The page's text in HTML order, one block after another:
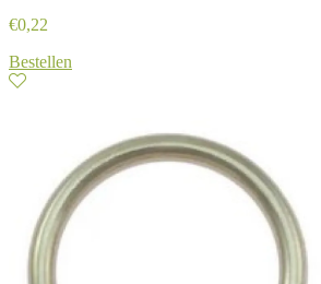
€0,22
Bestellen